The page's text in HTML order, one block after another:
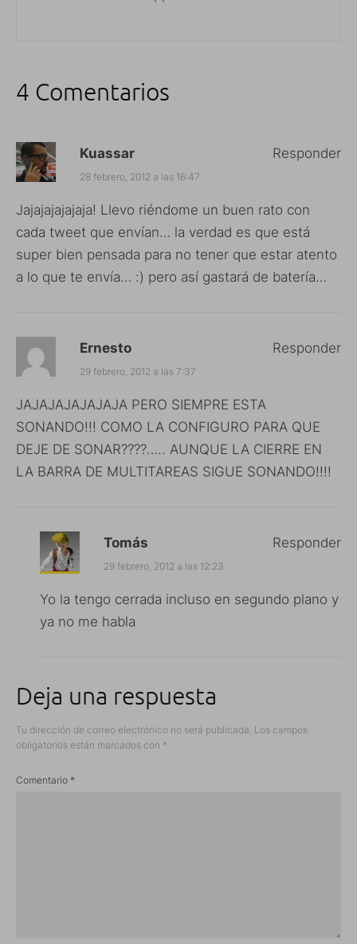
4 Comentarios
Kuassar
28 febrero, 2012 a las 16:47
Jajajajajajaja! Llevo riéndome un buen rato con
cada tweet que envían… la verdad es que está
super bien pensada para no tener que estar atento
a lo que te envía… :) pero así gastará de batería…
Responder
Ernesto
29 febrero, 2012 a las 7:37
JAJAJAJAJAJAJA PERO SIEMPRE ESTA
SONANDO!!! COMO LA CONFIGURO PARA QUE
DEJE DE SONAR????….. AUNQUE LA CIERRE EN
LA BARRA DE MULTITAREAS SIGUE SONANDO!!!!
Responder
Tomás
29 febrero, 2012 a las 12:23
Yo la tengo cerrada incluso en segundo plano y
ya no me habla
Responder
Deja una respuesta
Tu dirección de correo electrónico no será publicada. Los campos
obligatorios están marcados con *
Comentario *